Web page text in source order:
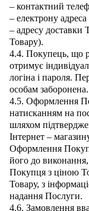
– контактний
– електрону
– адресу доставки
Товару).
4.4. Покупець, що
отримує
логіна і пароля.
особам заборонена.
4.5. Оформлення
натисканням на
шляхом
Інтернет –
Оформлення
його до
Покупця з ціною
Товару, з
надання Послуги.
4.6. Замовлення